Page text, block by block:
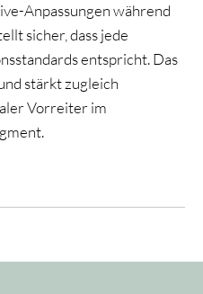
Anpassungen während
sicher, dass jede
entspricht. Das
stärkt zugleich
Vorreiter im